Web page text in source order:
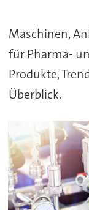
Maschinen,
für Pharma-
Produkte,
Überblick.